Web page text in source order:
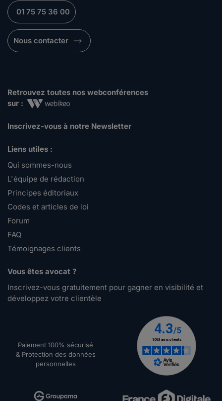
01 75 75 36 00
Nous contacter
Retrouvez toutes nos webconférences
sur :
Inscrivez-vous à notre Newsletter
Liens utiles :
Qui sommes-nous
L'équipe de rédaction
Principes éditoriaux
Codes et articles de loi
Forum
FAQ
Témoignages clients
Vous êtes avocat ?
Inscrivez-vous gratuitement pour gagner en visibilité et
développez votre clientèle
Paiement 100% sécurisé
& Protection des données
personnelles